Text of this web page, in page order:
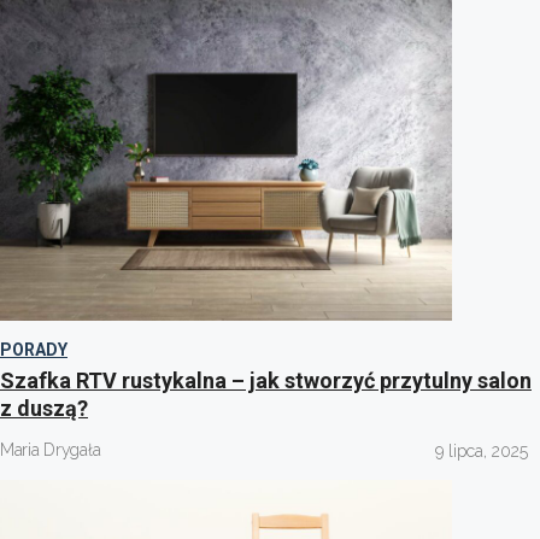
PORADY
Szafka RTV rustykalna – jak stworzyć przytulny salon
z duszą?
Maria Drygała 9 lipca, 2025